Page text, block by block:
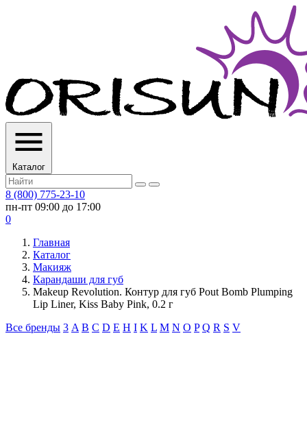
Каталог
8 (800) 775-23-10
пн-пт 09:00 до 17:00
0
Главная
Каталог
Макияж
Карандаши для губ
Makeup Revolution. Контур для губ Pout Bomb Plumping
Lip Liner, Kiss Baby Pink, 0.2 г
Все бренды 3 A B C D E H I K L M N O P Q R S V